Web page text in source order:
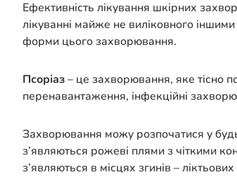
Ефективність лікування шкірних
лікуванні майже не виліковного
форми цього захворювання.
Псоріаз– це захворювання, яке тісно
перенавантаження, інфекційні
Захворювання можу розпочатися у
з’являються рожеві плями з чіткими
з’являються в місцях згинів – ліктьових